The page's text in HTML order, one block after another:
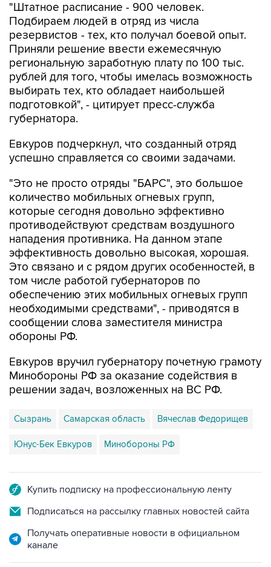
"Штатное расписание - 900 человек.
Подбираем людей в отряд из числа
резервистов - тех, кто получал боевой опыт.
Приняли решение ввести ежемесячную
региональную заработную плату по 100 тыс.
рублей для того, чтобы имелась возможность
выбирать тех, кто обладает наибольшей
подготовкой", - цитирует пресс-служба
губернатора.
Евкуров подчеркнул, что созданный отряд
успешно справляется со своими задачами.
"Это не просто отряды "БАРС", это большое
количество мобильных огневых групп,
которые сегодня довольно эффективно
противодействуют средствам воздушного
нападения противника. На данном этапе
эффективность довольно высокая, хорошая.
Это связано и с рядом других особенностей, в
том числе работой губернаторов по
обеспечению этих мобильных огневых групп
необходимыми средствами", - приводятся в
сообщении слова заместителя министра
обороны РФ.
Евкуров вручил губернатору почетную грамоту
Минобороны РФ за оказание содействия в
решении задач, возложенных на ВС РФ.
Сызрань Самарская область Вячеслав Федорищев
Юнус-Бек Евкуров Минобороны РФ
Купить подписку на профессиональную ленту
Подписаться на рассылку главных новостей сайта
Получать оперативные новости в официальном
канале